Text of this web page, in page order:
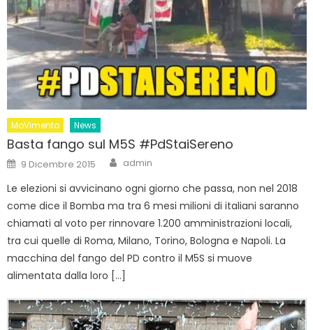
MoVimento News
Basta fango sul M5S #PdStaiSereno
Posted
on
9 Dicembre 2015 Author
admin
Le elezioni si avvicinano ogni giorno che passa, non nel 2018
come dice il Bomba ma tra 6 mesi milioni di italiani saranno
chiamati al voto per rinnovare 1.200 amministrazioni locali,
tra cui quelle di Roma, Milano, Torino, Bologna e Napoli. La
macchina del fango del PD contro il M5S si muove
alimentata dalla loro […]